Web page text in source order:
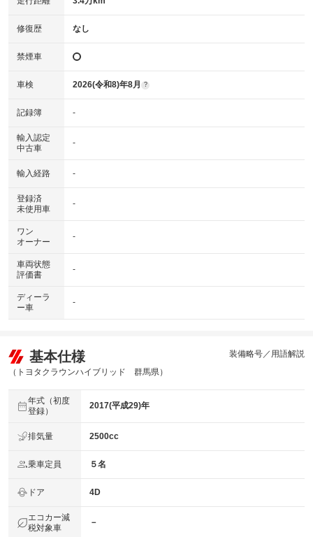
修復歴 なし
禁煙車
車検 2026(令和8)年8月 ?
記録簿 -
輸入認定
中古車
-
輸入経路 -
登録済
未使用車
-
ワン
オーナー
-
車両状態
評価書
-
ディーラ
ー車
-
基本仕様
（トヨタクラウンハイブリッド 群馬県）
装備略号／用語解説
年式（初度
登録）
2017(平成29)年
排気量 2500cc
乗車定員 ５名
ドア 4D
エコカー減
税対象車
－